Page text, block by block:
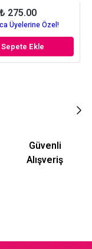
₺ 275.00
Üyelerine Özel!
Sepete Ekle
Güvenli
Alışveriş